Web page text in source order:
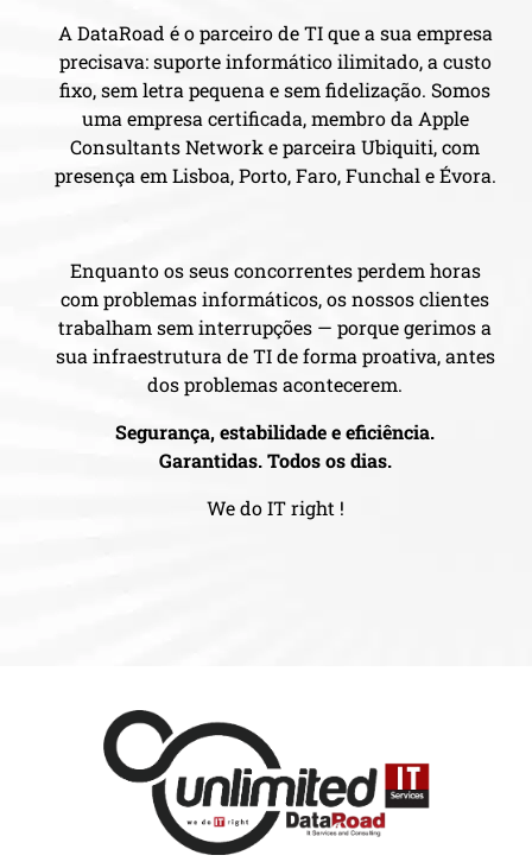
A DataRoad é o parceiro de TI que a sua empresa
precisava: suporte informático ilimitado, a custo
fixo, sem letra pequena e sem fidelização. Somos
uma empresa certificada, membro da Apple
Consultants Network e parceira Ubiquiti, com
presença em Lisboa, Porto, Faro, Funchal e Évora.
Enquanto os seus concorrentes perdem horas
com problemas informáticos, os nossos clientes
trabalham sem interrupções — porque gerimos a
sua infraestrutura de TI de forma proativa, antes
dos problemas acontecerem.
Segurança, estabilidade e eficiência.
Garantidas. Todos os dias.
We do IT right !